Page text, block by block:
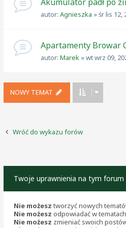
Akumulator padł po
autor: Agnieszka »śr lis 12,
Apartamenty Browar
autor: Marek »wt wrz 09,
NOWY TEMAT
Wróć do wykazu forów
Twoje uprawnienia na tym forum
Nie możesz tworzyć nowych
Nie możesz odpowiadać w tematach
Nie możesz zmieniać swoich